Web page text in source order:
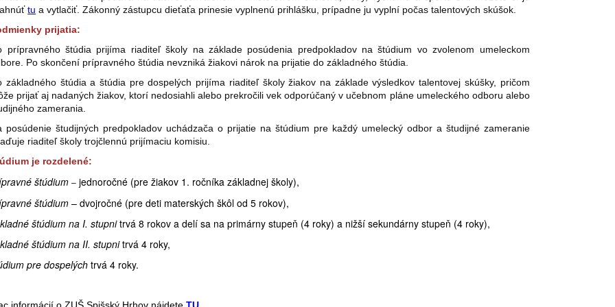
tu a vytlačiť. Zákonný zástupcu dieťaťa prinesie vyplnenú prihlášku, prípadne ju vyplní počas talentových skúšok.
prijatia:
prípravného štúdia prijíma riaditeľ školy na základe posúdenia predpokladov na štúdium vo zvolenom umeleckom
Po skončení prípravného štúdia nevzniká žiakovi nárok na prijatie do základného štúdia.
základného štúdia a štúdia pre dospelých prijíma riaditeľ školy žiakov na základe výsledkov talentovej skúšky, pričom
prijať aj nadaných žiakov, ktorí nedosiahli alebo prekročili vek odporúčaný v učebnom pláne umeleckého odboru alebo
zamerania.
posúdenie študijných predpokladov uchádzača o prijatie na štúdium pre každý umelecký odbor a študijné zameranie
riaditeľ školy trojčlennú prijímaciu komisiu.
je rozdelené:
štúdium– jednoročné (pre žiakov 1. ročníka základnej školy),
štúdium– dvojročné (pre deti materských škôl od 5 rokov),
štúdium na I. stupnitrvá 8 rokov a delí sa na primárny stupeň (4 roky) a nižší sekundárny stupeň (4 roky),
štúdium na II. stupnitrvá 4 roky,
pre dospelýchtrvá 4 roky.